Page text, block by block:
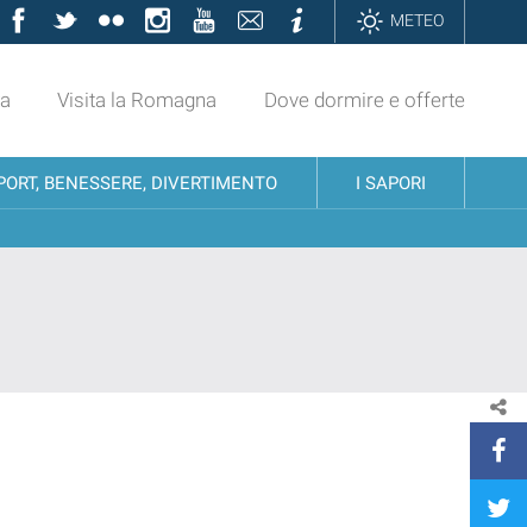
Facebook
TwitterFlickrInstagramYouTubeContattiInformazioniMETEO
Visita la Romagna Dove dormire e offerte
BENESSERE, DIVERTIMENTO I SAPORI